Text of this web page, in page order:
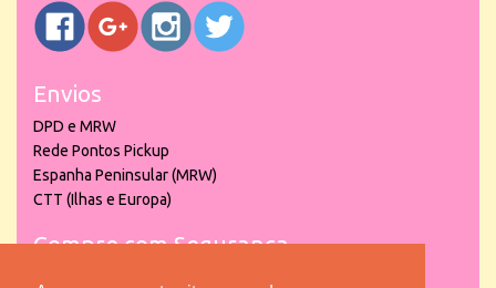
Envios
DPD e MRW
Rede Pontos Pickup
Espanha Peninsular (MRW)
CTT (Ilhas e Europa)
Compre com Segurança